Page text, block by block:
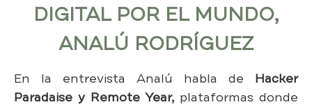
DIGITAL POR EL MUNDO,
ANALÚ RODRÍGUEZ
En la entrevista Analú habla de
Hacker
Paradaise y Remote Year, plataformas donde